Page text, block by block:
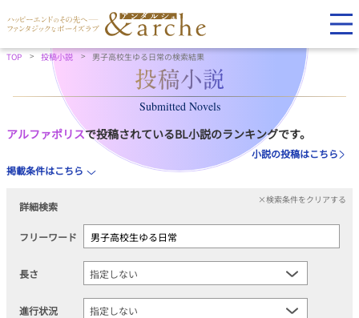
TOP 投稿小説 男子高校生ゆる日常の検索結果
Submitted Novels
アルファポリスで投稿されているBL小説のランキングです。
小説の投稿はこちら
掲載条件はこちら
詳細検索
×検索条件をクリアする
フリーワード
長さ
進行状況